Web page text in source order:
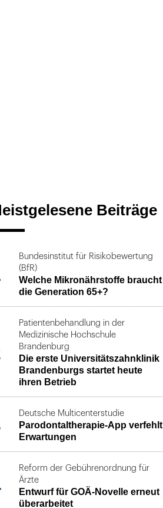
Beiträge
Bundesinstitut für Risikobewertung
(BfR)
Welche Mikronährstoffe braucht
die Generation 65+?
Patientenbehandlung in der
Medizinische Hochschule
Brandenburg
Die erste Universitätszahnklinik
Brandenburgs startet heute
ihren Betrieb
Deutsche Multicenterstudie
Parodontaltherapie-App verfehlt
Erwartungen
Reform der Gebührenordnung für
Ärzte
Entwurf für GOÄ-Novelle erneut
überarbeitet